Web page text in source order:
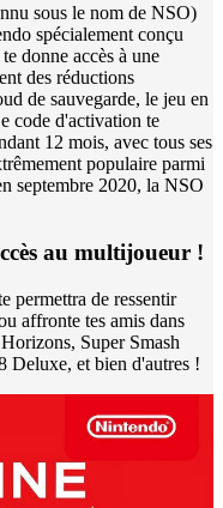
sous le nom de NSO)
spécialement conçu
donne accès à une
des réductions
de sauvegarde, le jeu en
code d'activation te
12 mois, avec tous ses
populaire parmi
septembre 2020, la NSO
au multijoueur !
permettra de ressentir
affronte tes amis dans
Super Smash
et bien d'autres !